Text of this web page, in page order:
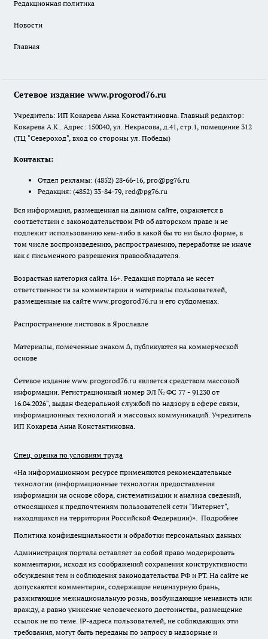
Редакционная политика
Новости
Главная
Сетевое издание www.progorod76.ru
Учредитель: ИП Кокарева Анна Константиновна. Главный редактор:
Кокарева А.К.. Адрес: 150040, ул. Некрасова, д.41, стр.1, помещение 312
(ТЦ "Североход", вход со стороны ул. Победы)
Контакты:
Отдел рекламы: (4852) 28-66-16, pro@pg76.ru
Редакция: (4852) 33-84-79, red@pg76.ru
Вся информация, размещенная на данном сайте, охраняется в
соответствии с законодательством РФ об авторском праве и не
подлежит использованию кем-либо в какой бы то ни было форме, в
том числе воспроизведению, распространению, переработке не иначе
как с письменного разрешения правообладателя.
Возрастная категория сайта 16+. Редакция портала не несет
ответственности за комментарии и материалы пользователей,
размещенные на сайте www.progorod76.ru и его субдоменах.
Распространение листовок в Ярославле
Материалы, помеченные знаком ∆, публикуются на коммерческой
основе
Сетевое издание www.progorod76.ru является средством массовой
информации. Регистрационный номер ЭЛ № ФС 77 - 91230 от
16.04.2026", выдан Федеральной службой по надзору в сфере связи,
информационных технологий и массовых коммуникаций. Учредитель
ИП Кокарева Анна Константиновна.
Спец. оценка по условиям труда
«На информационном ресурсе применяются рекомендательные
технологии (информационные технологии предоставления
информации на основе сбора, систематизации и анализа сведений,
относящихся к предпочтениям пользователей сети "Интернет",
находящихся на территории Российской Федерации)». Подробнее
Политика конфиденциальности и обработки персональных данных
Администрация портала оставляет за собой право модерировать
комментарии, исходя из соображений сохранения конструктивности
обсуждения тем и соблюдения законодательства РФ и РТ. На сайте не
допускаются комментарии, содержащие нецензурную брань,
разжигающие межнациональную рознь, возбуждающие ненависть или
вражду, а равно унижение человеческого достоинства, размещение
ссылок не по теме. IP-адреса пользователей, не соблюдающих эти
требования, могут быть переданы по запросу в надзорные и